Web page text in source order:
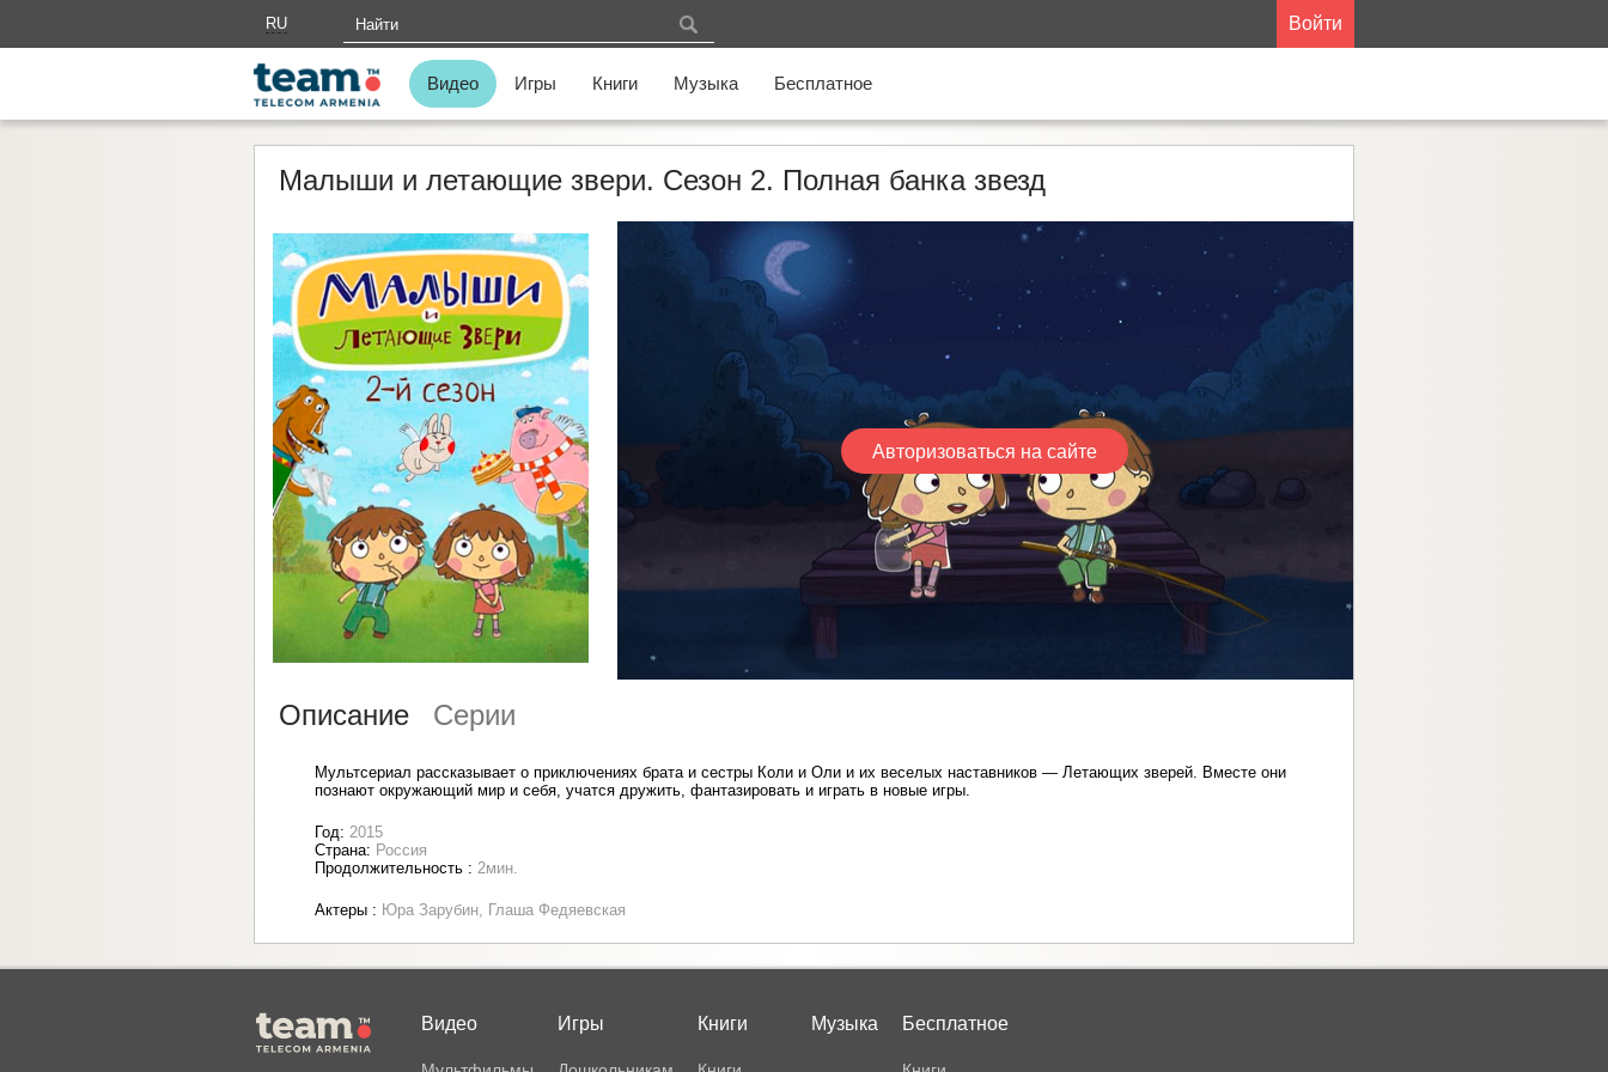
Войти
RU
AM
Видео Игры Книги Музыка Бесплатное
Малыши и летающие звери. Сезон 2. Полная банка звезд
Авторизоваться на сайте
Описание Серии
Мультсериал рассказывает о приключениях брата и сестры Коли и Оли и их веселых наставников — Летающих зверей. Вместе они
познают окружающий мир и себя, учатся дружить, фантазировать и играть в новые игры.
Год: 2015
Страна: Россия
Продолжительность : 2мин.
Актеры : Юра Зарубин, Глаша Федяевская
Видео Игры Книги Музыка Бесплатное